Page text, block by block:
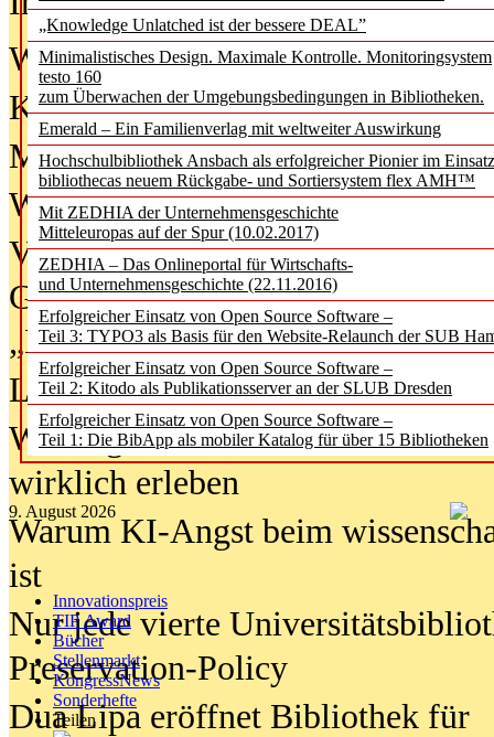
„Knowledge Unlatched ist der bessere DEAL”
Minimalistisches Design. Maximale Kontrolle. Monitoringsystem
testo 160
zum Überwachen der Umgebungsbedingungen in Bibliotheken.
Emerald – Ein Familienverlag mit weltweiter Auswirkung
Hochschulbibliothek Ansbach als erfolgreicher Pionier im
bibliothecas neuem Rückgabe- und Sortiersystem flex AMH™
Mit ZEDHIA der Unternehmensgeschichte
Mitteleuropas auf der Spur (10.02.2017)
ZEDHIA – Das Onlineportal für Wirtschafts-
und Unternehmensgeschichte (22.11.2016)
Erfolgreicher Einsatz von Open Source Software –
Teil 3: TYPO3 als Basis für den Website-Relaunch der SUB
Erfolgreicher Einsatz von Open Source Software –
Teil 2: Kitodo als Publikationsserver an der SLUB Dresden
Erfolgreicher Einsatz von Open Source Software –
Teil 1: Die BibApp als mobiler Katalog für über 15 Bibliotheken
9. August 2026
Innovationspreis
TIP Award
Bücher
Stellenmarkt
KongressNews
Sonderhefte
Teilen
Was Hochschul­bibliotheken von
Kinder in der digitalen Welt
Metadaten als Infrastruktur
Wenn Bots katalogisieren
Von Abschlusskleidern bis
Geisterjagd-Ausrüstung in der
„Library of Things“ unterwegs
Lesen als Infrastrukturaufgabe
Wie Jugendliche Social Media
wirklich erleben
Warum KI-Angst beim
ist
Nur jede vierte
Preservation-Policy
Dua Lipa eröffnet Bibliothek für